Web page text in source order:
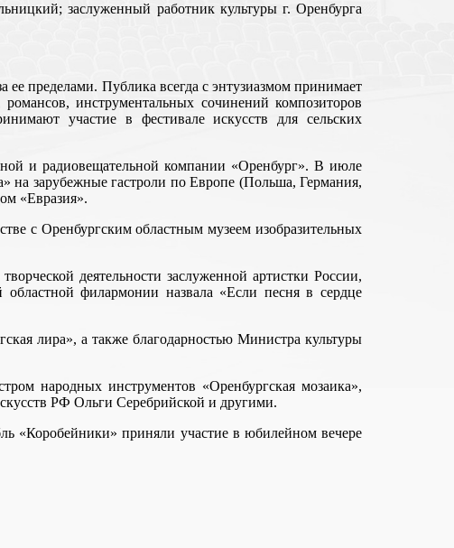
заслуженный работник культуры г. Оренбурга
ее пределами. Публика всегда с энтузиазмом принимает
инструментальных сочинений композиторов
участие в фестивале искусств для сельских
и радиовещательной компании «Оренбург». В июле
на зарубежные гастроли по Европе (Польша, Германия,
«Евразия».
с Оренбургским областным музеем изобразительных
деятельности заслуженной артистки России,
филармонии назвала «Если песня в сердце
лира», а также благодарностью Министра культуры
народных инструментов «Оренбургская мозаика»,
РФ Ольги Серебрийской и другими.
«Коробейники» приняли участие в юбилейном вечере